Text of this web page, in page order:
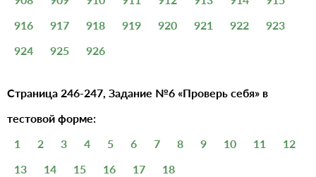
916
917 918 919 920 921 922
923
924
925 926
Страница 246-247, Задание №6 «Проверь себя» в
тестовой форме:
1
2 3 4 5 6 7 8 9 10 11
12
13
14 15 16 17 18